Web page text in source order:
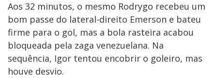
Aos 32 minutos, o mesmo Rodrygo recebeu um
bom passe do lateral-direito Emerson e bateu
firme para o gol, mas a bola rasteira acabou
bloqueada pela zaga venezuelana. Na
sequência, Igor tentou encobrir o goleiro, mas
houve desvio.